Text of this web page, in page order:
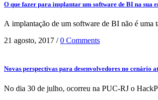
O que fazer para implantar um software de BI na sua
A implantação de um software de BI não é uma
21 agosto, 2017 /0 Comments
Novas perspectivas para desenvolvedores no cenário
No dia 30 de julho, ocorreu na PUC-RJ o